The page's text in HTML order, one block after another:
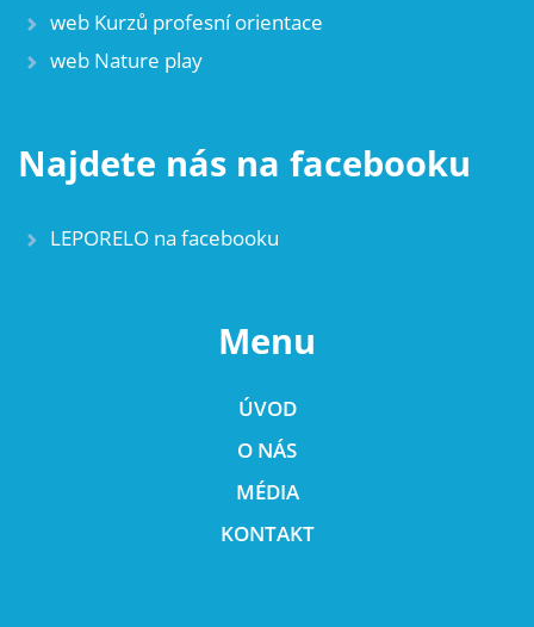
web Kurzů profesní orientace
web Nature play
Najdete nás na facebooku
LEPORELO na facebooku
Menu
ÚVOD
O NÁS
MÉDIA
KONTAKT